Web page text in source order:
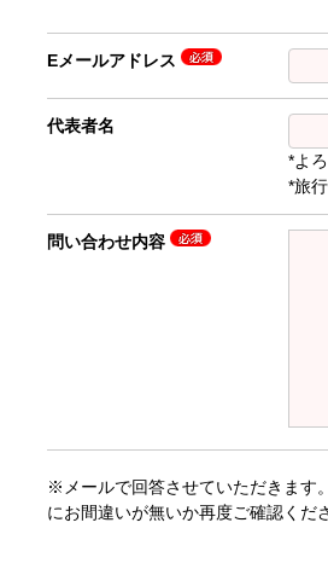
Eメールアドレス
代表者名
*よ
*旅
問い合わせ内容
※メールで回答させていただきます
にお間違いが無いか再度ご確認くだ